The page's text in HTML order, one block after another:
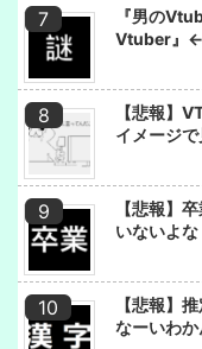
『男の
Vtuber』←
【悲報】
イメージで
【悲報】
いないよな
【悲報】
なーいわか